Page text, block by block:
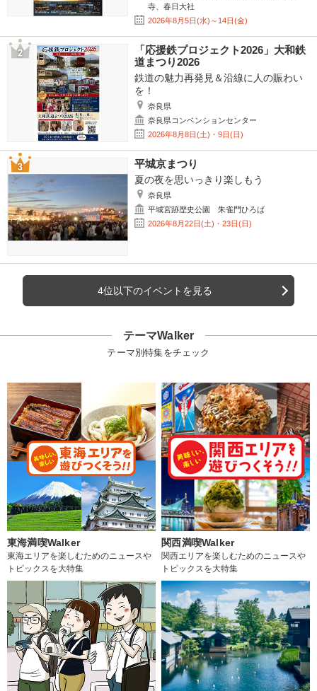
寺、春日大社
2026年8月5日(水)～14日(金)
「応援鉄プロジェクト2026」大和鉄
道まつり2026
鉄道の魅力再発見＆沿線に人の賑わい
を！
奈良県
奈良県コンベンションセンター
2026年8月8日(土)・9日(日)
平城京まつり
夏の夜を思いっきり楽しもう
奈良県
平城宮跡歴史公園 朱雀門ひろば
2026年8月22日(土)・23日(日)
4位以下のイベントを見る
テーマWalker
テーマ別特集をチェック
東海満喫Walker
東海エリアを楽しむためのニュースや
トピックスを大特集
関西満喫Walker
関西エリアを楽しむためのニュースや
トピックスを大特集